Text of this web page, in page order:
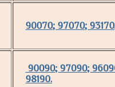
90070; 97070;
90090; 97090;
98190.